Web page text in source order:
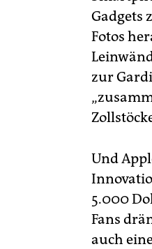
Gadgets
Fotos
zur
Und
5.000
Fans
auch